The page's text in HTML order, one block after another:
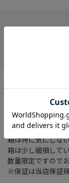
7ch同時ハイパワ
サラウンドチャン
HDMI端子入力： 7
オーディオ入力：
箱は特に気にしな
箱は少し破損して
数量限定ですので
※保証は当店保証規